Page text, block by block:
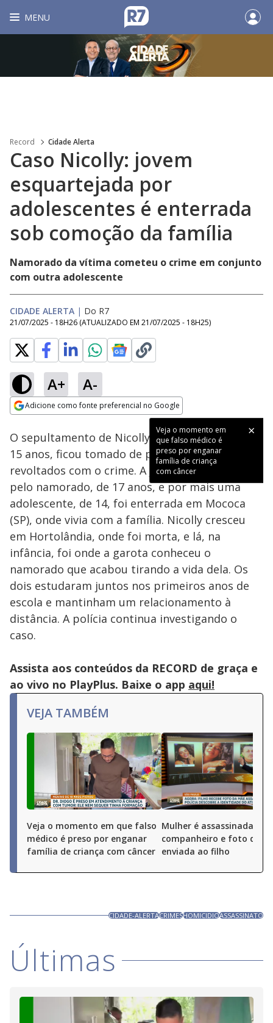
MENU
Record Cidade Alerta
Caso Nicolly: jovem
esquartejada por
adolescentes é enterrada
sob comoção da família
Namorado da vítima cometeu o crime em conjunto
com outra adolescente
CIDADE ALERTA | Do R7
21/07/2025 - 18H26 (ATUALIZADO EM 21/07/2025 - 18H25)
A+ A-
Adicione como fonte preferencial no Google
Veja o momento em
que falso médico é
preso por enganar
família de criança
com câncer
Ativar
Loaded
20.88%
O sepultamento de Nicolly Fernanda Pogere, de
15 anos, ficou tomado de parentes e amigos
revoltados com o crime. A jovem, esquartejada
pelo namorado, de 17 anos, e por mais uma
adolescente, de 14, foi enterrada em Mococa
(SP), onde vivia com a família. Nicolly cresceu
em Hortolândia, onde foi morta, e lá, na
infância, foi onde a garota conheceu o
namorado que acabou tirando a vida dela. Os
dois estudaram juntos nos primeiros anos de
escola e mantinham um relacionamento à
distância. A polícia continua investigando o
caso.
Assista aos conteúdos da RECORD de graça e
ao vivo no PlayPlus. Baixe o app aqui!
VEJA TAMBÉM
Veja o momento em que falso
médico é preso por enganar
família de criança com câncer
Mulher é assassinada
companheiro e foto do
enviada ao filho
CIDADE-ALERTACRIMESHOMICIDIOASSASSINATO
Últimas